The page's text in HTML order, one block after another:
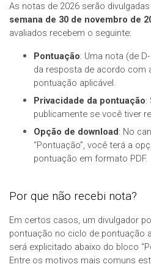
As notas de 2026 serão
semana de 30 de novembro de
avaliados recebem o seguinte:
Pontuação: Uma nota (de
da resposta de acordo com
pontuação aplicável.
Privacidade da pontuação:
publicamente se você tiver
Opção de download: No
“Pontuação”, você terá a
pontuação em formato PDF.
Por que não recebi nota?
Em certos casos, um divulgador
pontuação no ciclo de pontuação
será explicitado abaixo do bloco
Entre os motivos mais comuns